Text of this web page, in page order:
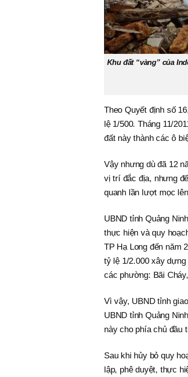
Khu đất “vàng” của
Theo Quyết định số
lệ 1/500. Tháng 11/
đất này thành các ô
Vậy nhưng dù đã 12
vị trí đắc địa, nhưng
quanh lần lượt mọc
UBND tỉnh Quảng
thực hiện và quy
TP Hạ Long đến năm
tỷ lệ 1/2.000 xây
các phường: Bãi
Vì vậy, UBND tỉnh
UBND tỉnh Quảng
này cho phía chủ đầu
Sau khi hủy bỏ quy
lập, phê duyệt, thực